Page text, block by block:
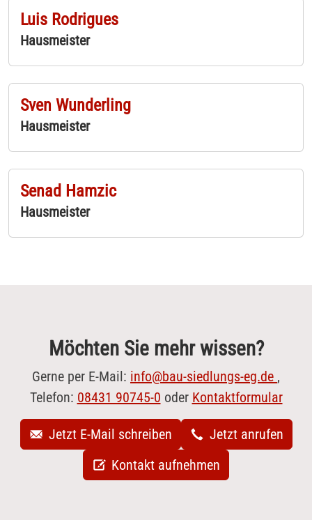
Luis Rodrigues
Hausmeister
Sven Wunderling
Hausmeister
Senad Hamzic
Hausmeister
Möchten Sie mehr wissen?
Gerne per E-Mail: info@bau-siedlungs-eg.de ,
Telefon: 08431 90745-0 oder Kontaktformular
Jetzt E-Mail schreiben
Jetzt anrufen
Kontakt aufnehmen